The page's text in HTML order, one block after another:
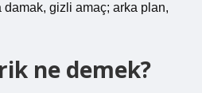
damak, gizli amaç; arka plan,
ne demek?